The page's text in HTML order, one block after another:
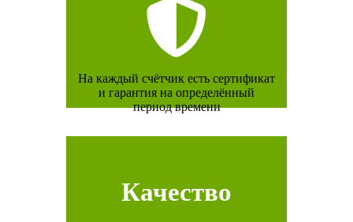
На каждый счётчик есть сертификат
и гарантия на определённый
период времени
Качество